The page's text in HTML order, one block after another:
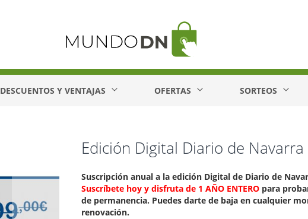
DESCUENTOS Y VENTAJAS OFERTAS SORTEOS
Edición Digital Diario de
Suscripción anual a la edición Digital de Diario de
Suscríbete hoy y disfruta de 1 AÑO ENTERO para
de permanencia. Puedes darte de baja en cualquier
renovación.